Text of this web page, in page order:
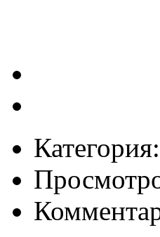
Категория: